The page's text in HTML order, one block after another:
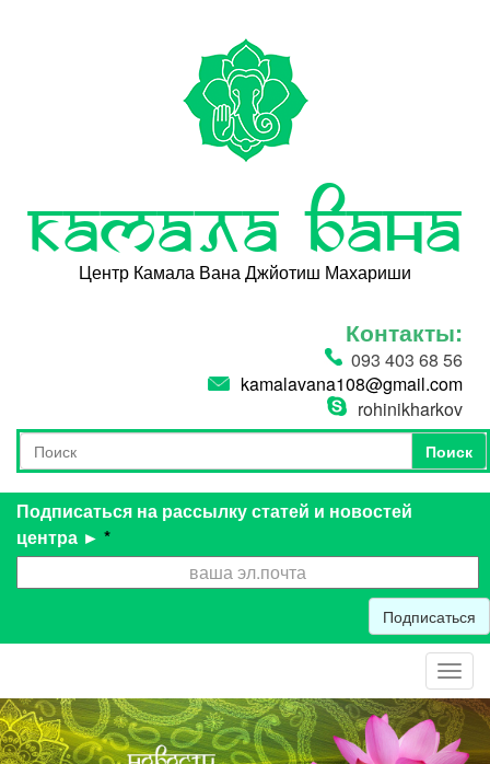
Камала Вана
Центр Камала Вана Джйотиш Махариши
Контакты:
093 403 68 56
kamalavana108@gmail.com
rohinikharkov
Форма поиска
Поиск
Поиск
Подписаться на рассылку статей и новостей
центра ► *
Подписаться